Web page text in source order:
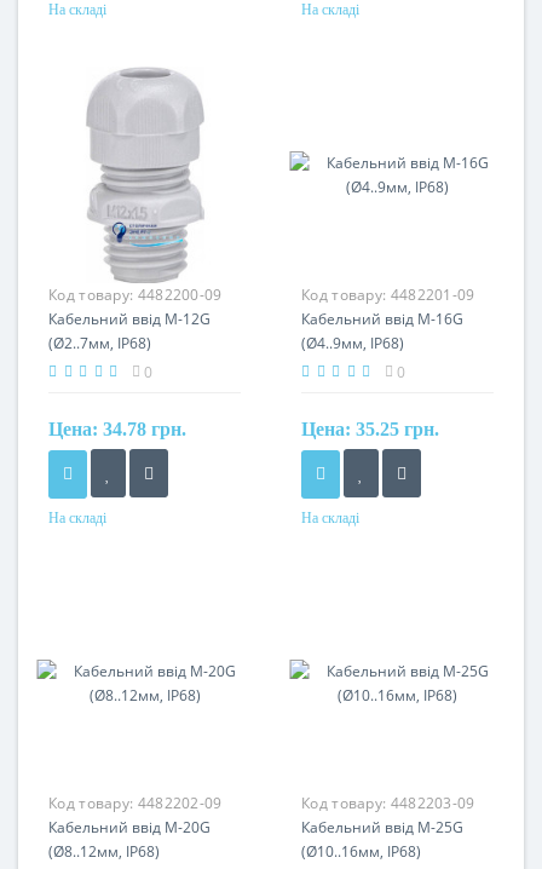
На складі На складі
Код товару: 4482200-09
Кабельний ввід M-12G
(Ø2..7мм, IP68)
0
Цена: 34.78 грн.
На складі
Код товару: 4482201-09
Кабельний ввід M-16G
(Ø4..9мм, IP68)
0
Цена: 35.25 грн.
На складі
Код товару: 4482202-09
Кабельний ввід M-20G
(Ø8..12мм, IP68)
Код товару: 4482203-09
Кабельний ввід M-25G
(Ø10..16мм, IP68)